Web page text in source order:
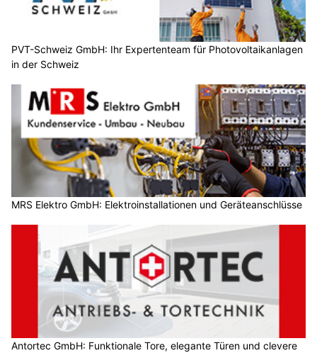
PVT-Schweiz GmbH: Ihr Expertenteam für Photovoltaikanlagen
in der Schweiz
MRS Elektro GmbH: Elektroinstallationen und Geräteanschlüsse
Antortec GmbH: Funktionale Tore, elegante Türen und clevere